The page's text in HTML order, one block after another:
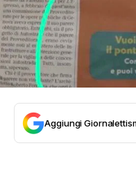
Aggiungi